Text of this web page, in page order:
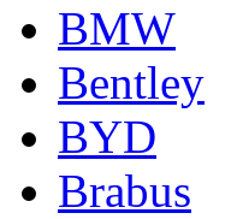
BMW
Bentley
BYD
Brabus